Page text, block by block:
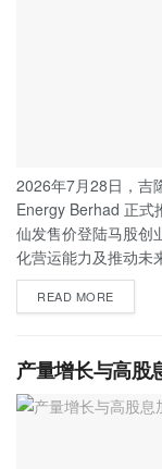
2026年7月28日，吉
Energy Berhad 正式
仙发售价登陆马股创
化营运能力及推动未
READ MORE
产量增长与高股